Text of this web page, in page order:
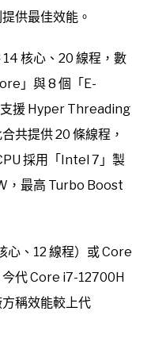
供最佳效能。
核心、20 線程，數
」與 8 個「E-
援 Hyper Threading
共提供 20 條線程，
採用「Intel 7」製
，最高 Turbo Boost
心、12 線程）或 Core
代 Core i7-12700H
稱效能較上代